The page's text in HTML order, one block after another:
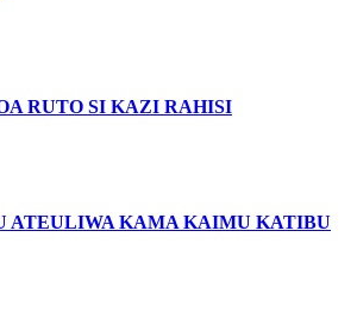
RUTO SI KAZI RAHISI
ATEULIWA KAMA KAIMU KATIBU